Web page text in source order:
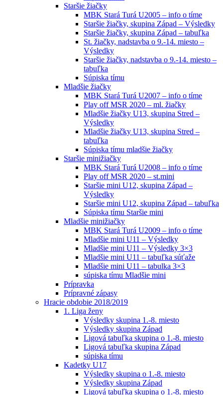
Staršie žiačky
MBK Stará Turá U2005 – info o tíme
Staršie žiačky, skupina Západ – Výsledky
Staršie žiačky, skupina Západ – tabuľka
St. žiačky, nadstavba o 9.-14. miesto –
Výsledky
Staršie žiačky, nadstavba o 9.-14. miesto –
tabuľka
Súpiska tímu
Mladšie žiačky
MBK Stará Turá U2007 – info o tíme
Play off MSR 2020 – ml. žiačky
Mladšie žiačky U13, skupina Stred –
Výsledky
Mladšie žiačky U13, skupina Stred –
tabuľka
Súpiska tímu mladšie žiačky
Staršie minižiačky
MBK Stará Turá U2008 – info o tíme
Play off MSR 2020 – st.mini
Staršie mini U12, skupina Západ –
Výsledky
Staršie mini U12, skupina Západ – tabuľka
Súpiska tímu Staršie mini
Mladšie minižiačky
MBK Stará Turá U2009 – info o tíme
Mladšie mini U11 – Výsledky
Mladšie mini U11 – Výsledky 3×3
Mladšie mini U11 – tabuľka súťaže
Mladšie mini U11 – tabulka 3×3
súpiska tímu Mladšie mini
Prípravka
Prípravné zápasy
Hracie obdobie 2018/2019
1. Liga ženy
Výsledky skupina 1.-8. miesto
Výsledky skupina Západ
Ligová tabuľka skupina o 1.-8. miesto
Ligová tabuľka skupina Západ
súpiska tímu
Kadetky U17
Výsledky skupina o 1.-8. miesto
Výsledky skupina Západ
Ligová tabuľka skupina o 1.-8. miesto